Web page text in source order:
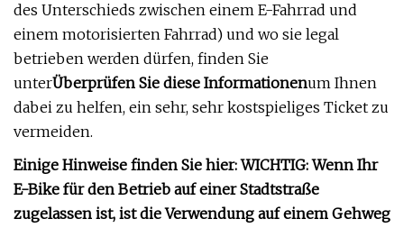
des Unterschieds zwischen einem E-Fahrrad und
einem motorisierten Fahrrad) und wo sie legal
betrieben werden dürfen, finden Sie
unterÜberprüfen Sie diese Informationenum Ihnen
dabei zu helfen, ein sehr, sehr kostspieliges Ticket zu
vermeiden.
Einige Hinweise finden Sie hier: WICHTIG: Wenn Ihr
E-Bike für den Betrieb auf einer Stadtstraße
zugelassen ist, ist die Verwendung auf einem Gehweg